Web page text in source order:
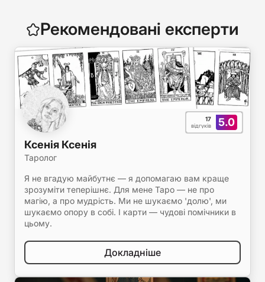
Рекомендовані експерти
5.0
17
відгуків
Ксенія Ксенія
Таролог
Я не вгадую майбутнє — я допомагаю вам краще
зрозуміти теперішнє. Для мене Таро — не про
магію, а про мудрість. Ми не шукаємо 'долю', ми
шукаємо опору в собі. І карти — чудові помічники в
цьому.
Докладніше